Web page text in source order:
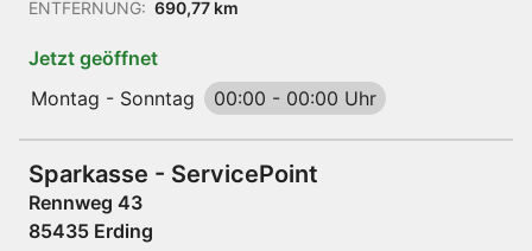
ENTFERNUNG: 690,77 km
Jetzt geöffnet
Montag - Sonntag
00:00 - 00:00 Uhr
Sparkasse - ServicePoint
Rennweg 43
85435 Erding